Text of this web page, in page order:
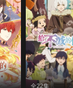
全22集